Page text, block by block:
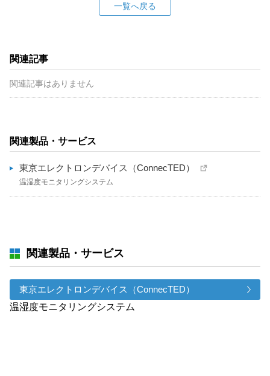
一覧へ戻る
関連記事
関連記事はありません
関連製品・サービス
東京エレクトロンデバイス（ConnecTED）
温湿度モニタリングシステム
関連製品・サービス
東京エレクトロンデバイス（ConnecTED）
温湿度モニタリングシステム